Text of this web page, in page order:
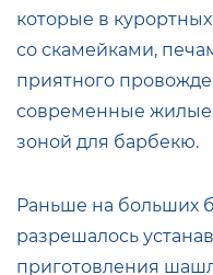
которые в
со скамейками,
приятного
современные
зоной для барбекю.
Раньше на больших
разрешалось
приготовления